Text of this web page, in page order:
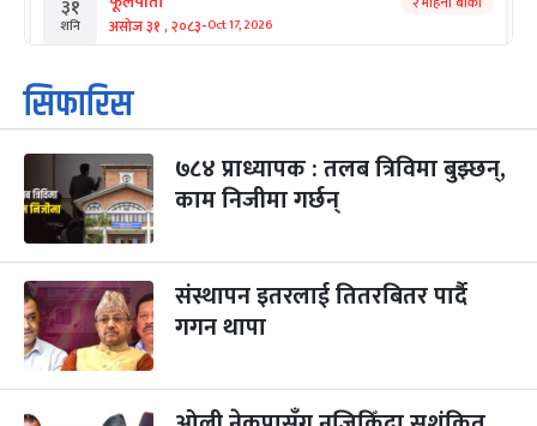
३१
शनि असोज ३१ , २०८३-Oct 17, 2026
१
आइत
कार्तिक सङ्क्रान्ति
कार्तिक १, २०८३
३
मंगल
महानवमी
कार्तिक ३, २०८३-Oct 20, 2026
२ महिना बाँकी
४
बुध कार्तिक ४, २०८३
५
बिहि
पापा‌ङ्कुशा एकादशी व्रत
कार्तिक ५, २०८३
सिफारिस
७८४ प्राध्यापक : तलब त्रिविमा बुझ्छन्,
काम निजीमा गर्छन्
संस्थापन इतरलाई तितरबितर पार्दै
गगन थापा